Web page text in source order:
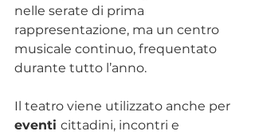
nelle serate di prima
rappresentazione, ma un centro
musicale continuo, frequentato
durante tutto l’anno.
Il teatro viene utilizzato anche per
eventi cittadini, incontri e